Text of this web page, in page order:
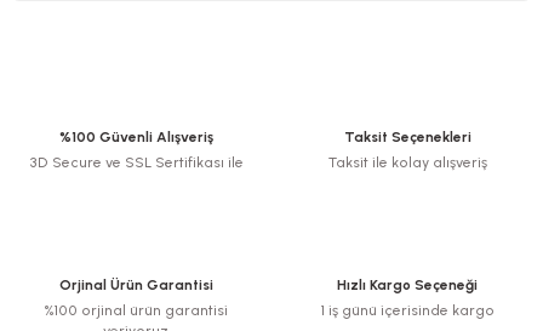
Ürün resmi kalitesiz, bozuk veya görüntülenemiyor.
Bu ürüne benzer farklı alternatifler olmalı.
%100 Güvenli Alışveriş
3D Secure ve SSL Sertifikası ile
Taksit Seçenekleri
Taksit ile kolay alışveriş
Orjinal Ürün Garantisi
%100 orjinal ürün garantisi
Hızlı Kargo Seçeneği
1 iş günü içerisinde kargo